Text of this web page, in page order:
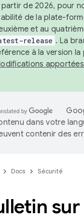
de 2026, pour
de la plate-
et au
release . La
à la version la
apportées
dans votre
contenir des
Docs Sécurité